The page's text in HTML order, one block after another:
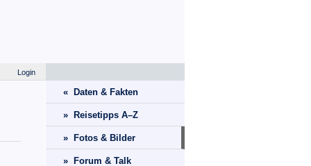
Login
« Daten & Fakten
» Reisetipps A–Z
» Fotos & Bilder
» Forum & Talk